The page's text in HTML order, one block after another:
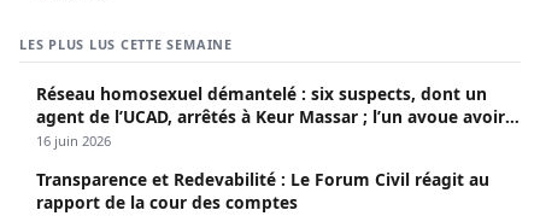
LES PLUS LUS CETTE SEMAINE
Réseau homosexuel démantelé : six suspects, dont un
agent de l’UCAD, arrêtés à Keur Massar ; l’un avoue avoir
propagé le VIH depuis 2018
16 juin 2026
Transparence et Redevabilité : Le Forum Civil réagit au
rapport de la cour des comptes